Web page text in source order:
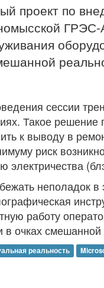
проект по
сессии
Такое решение
к выводу в
риск
электричества
неполадок в
работу
в очках
реальность